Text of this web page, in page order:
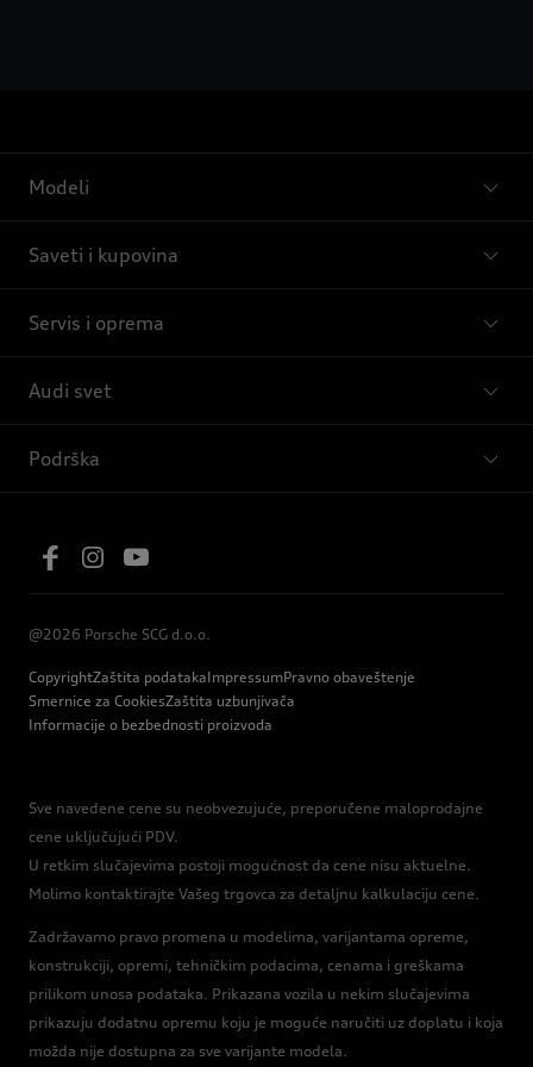
Modeli
Saveti i kupovina
Servis i oprema
Audi svet
Podrška
@2026 Porsche SCG d.o.o.
CopyrightZaštita podatakaImpressumPravno obaveštenje
Smernice za CookiesZaštita uzbunjivača
Informacije o bezbednosti proizvoda
Sve navedene cene su neobvezujuće, preporučene maloprodajne
cene uključujući PDV.
U retkim slučajevima postoji mogućnost da cene nisu aktuelne.
Molimo kontaktirajte Vašeg trgovca za detaljnu kalkulaciju cene.
Zadržavamo pravo promena u modelima, varijantama opreme,
konstrukciji, opremi, tehničkim podacima, cenama i greškama
prilikom unosa podataka. Prikazana vozila u nekim slučajevima
prikazuju dodatnu opremu koju je moguće naručiti uz doplatu i koja
možda nije dostupna za sve varijante modela.